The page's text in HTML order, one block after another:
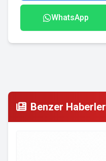
WhatsApp
Benzer Haberler